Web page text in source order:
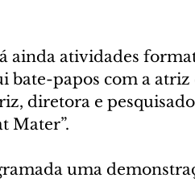
ainda atividades
papos com a atriz
diretora e
Mater”.
uma